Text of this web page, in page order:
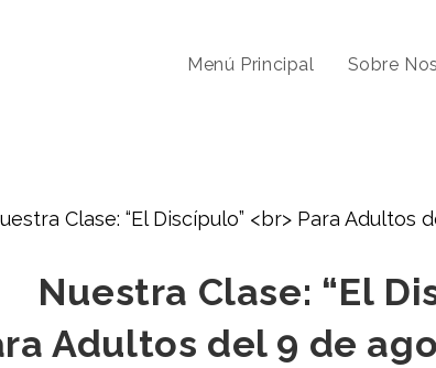
Menú Principal Sobre
Nuestra Clase: “El
Adultos del 9 de